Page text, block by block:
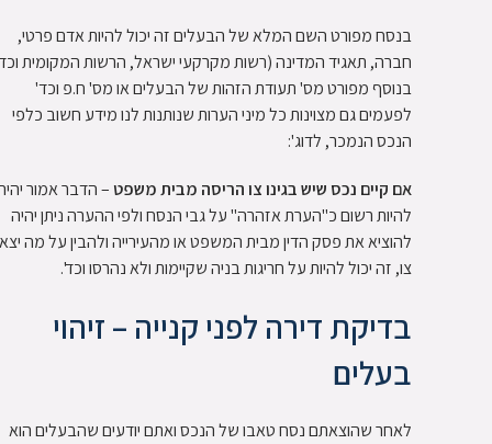
בנסח מפורט השם המלא של הבעלים זה יכול להיות אדם פרטי,
חברה, תאגיד המדינה (רשות מקרקעי ישראל, הרשות המקומית
בנוסף מפורט מס' תעודת הזהות של הבעלים או מס' ח.פ וכד'
לפעמים גם מצוינות כל מיני הערות שנותנות לנו מידע חשוב כלפי
הנכס הנמכר, לדוג':
אם קיים נכס שיש בגינו צו הריסה מבית משפט – הדבר אמור
להיות רשום כ"הערת אזהרה" על גבי הנסח ולפי ההערה ניתן יהיה
להוציא את פסק הדין מבית המשפט או מהעירייה ולהבין על מה יצא
צו, זה יכול להיות על חריגות בניה שקיימות ולא נהרסו וכד'.
בדיקת דירה לפני קנייה – זיהוי
בעלים
לאחר שהוצאתם נסח טאבו של הנכס ואתם יודעים שהבעלים הוא